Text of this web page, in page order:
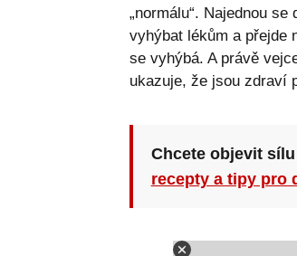
„normálu“. Najednou
vyhýbat lékům a přejde
se vyhýbá. A právě
ukazuje, že jsou zdraví
Chcete objevit
recepty a tipy pro